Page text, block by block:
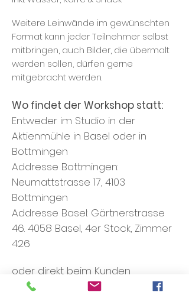
Weitere Leinwände im gewünschten
Format kann jeder Teilnehmer selbst
mitbringen, auch Bilder, die übermalt
werden sollen, dürfen gerne
mitgebracht werden.
Wo findet der Workshop statt:
Entweder im Studio in der
Aktienmühle in Basel oder in
Bottmingen
Addresse Bottmingen:
Neumattstrasse 17, 4103
Bottmingen
Addresse Basel: Gärtnerstrasse
46. 4058 Basel, 4er Stock, Zimmer
426
oder direkt beim Kunden
(Fahrtkosten pro Workshop CHF